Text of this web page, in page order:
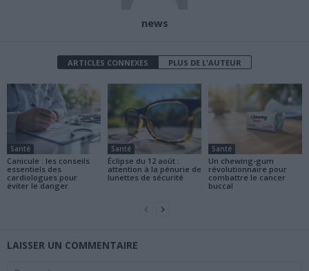
news
ARTICLES CONNEXES PLUS DE L'AUTEUR
Santé
Canicule : les conseils
essentiels des
cardiologues pour
éviter le danger
Santé
Éclipse du 12 août :
attention à la pénurie de
lunettes de sécurité
Santé
Un chewing-gum
révolutionnaire pour
combattre le cancer
buccal
LAISSER UN COMMENTAIRE